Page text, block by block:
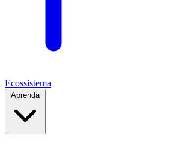
Ecossistema
Aprenda